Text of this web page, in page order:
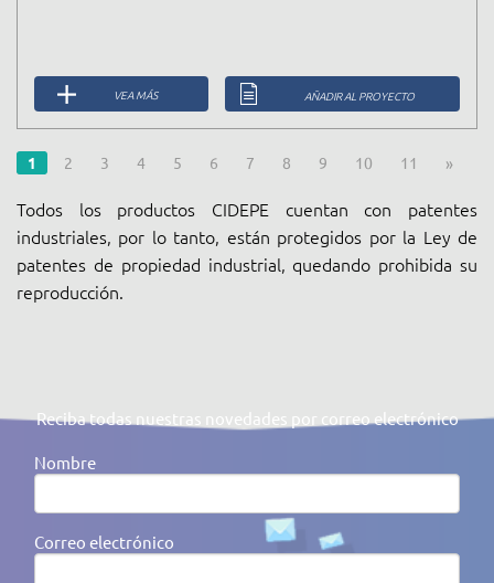
VEA MÁS AÑADIR AL PROYECTO
1 2 3 4 5 6 7 8 9 10 11 »
Todos los productos CIDEPE cuentan con patentes
industriales, por lo tanto, están protegidos por la Ley de
patentes de propiedad industrial, quedando prohibida su
reproducción.
Reciba todas nuestras novedades por correo electrónico
Nombre
Correo electrónico